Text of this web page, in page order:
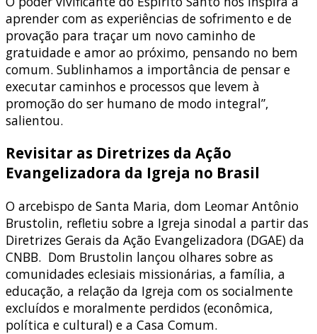
aprender com as experiências de sofrimento e de
provação para traçar um novo caminho de
gratuidade e amor ao próximo, pensando no bem
comum. Sublinhamos a importância de pensar e
executar caminhos e processos que levem à
promoção do ser humano de modo integral”,
salientou.
Revisitar as Diretrizes da Ação
Evangelizadora da Igreja no Brasil
O arcebispo de Santa Maria, dom Leomar Antônio
Brustolin, refletiu sobre a Igreja sinodal a partir das
Diretrizes Gerais da Ação Evangelizadora (DGAE) da
CNBB. Dom Brustolin lançou olhares sobre as
comunidades eclesiais missionárias, a família, a
educação, a relação da Igreja com os socialmente
excluídos e moralmente perdidos (econômica,
política e cultural) e a Casa Comum.